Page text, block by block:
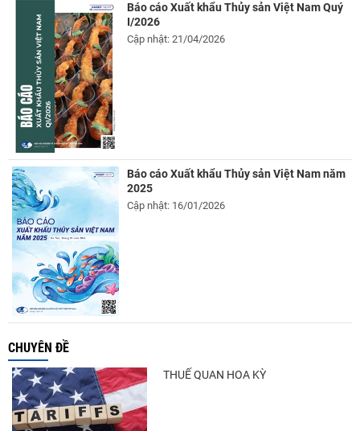
Báo cáo Xuất khẩu Thủy sản Việt Nam Quý
I/2026
Cập nhật: 21/04/2026
Báo cáo Xuất khẩu Thủy sản Việt Nam năm
2025
Cập nhật: 16/01/2026
CHUYÊN ĐỀ
THUẾ QUAN HOA KỲ